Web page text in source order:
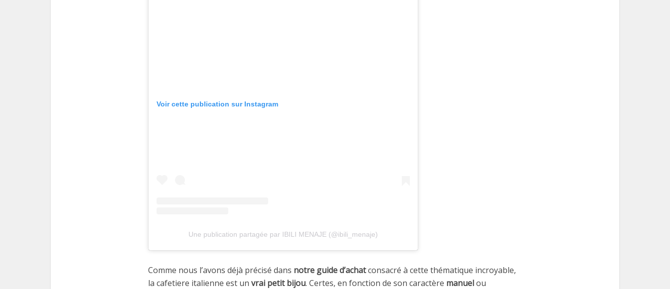
Voir cette publication sur Instagram
Une publication partagée par IBILI MENAJE (@ibili_menaje)
Comme nous l’avons déjà précisé dans notre guide d’achatconsacré à cette thématique incroyable,
la cafetiere italienne est un vrai petit bijou. Certes, en fonction de son caractère manuelou